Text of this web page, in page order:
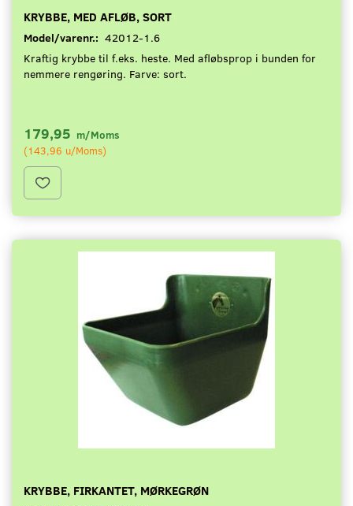
KRYBBE, MED AFLØB, SORT
Model/varenr.: 42012-1.6
Kraftig krybbe til f.eks. heste. Med afløbsprop i bunden for
nemmere rengøring. Farve: sort.
179,95 m/Moms
(143,96 u/Moms)
KRYBBE, FIRKANTET, MØRKEGRØN